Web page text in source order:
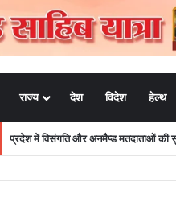
राज्य देश विदेश हेल्थ
प्रदेश में विसंगति और अनमैप्ड मतदाताओं की